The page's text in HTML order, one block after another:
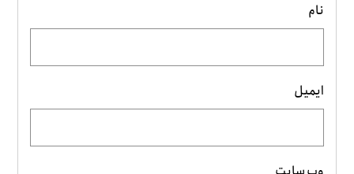
نام
ایمیل